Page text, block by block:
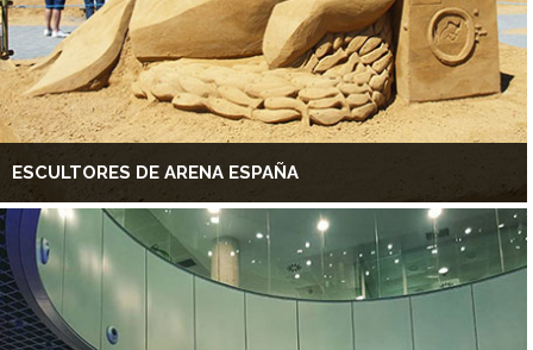
ESCULTORES DE ARENA ESPAÑA